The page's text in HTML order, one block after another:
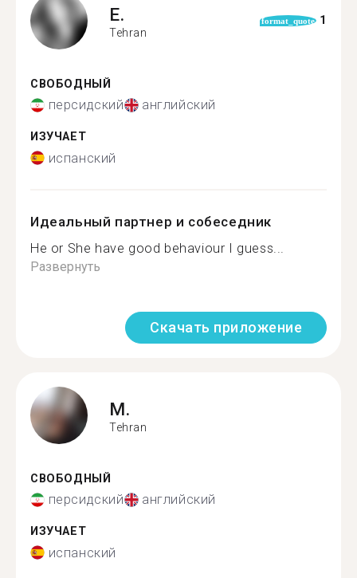
E.
Tehran
format_quote 1
СВОБОДНЫЙ
персидский английский
ИЗУЧАЕТ
испанский
Идеальный партнер и собеседник
He or She have good behaviour I guess...
Развернуть
Скачать приложение
M.
Tehran
СВОБОДНЫЙ
персидский английский
ИЗУЧАЕТ
испанский